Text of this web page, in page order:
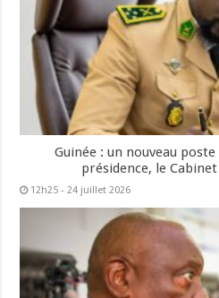
Guinée : un nouveau
présidence, le
12h25 - 24 juillet 2026